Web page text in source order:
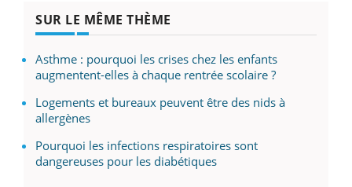
SUR LE MÊME THÈME
Asthme : pourquoi les crises chez les enfants
augmentent-elles à chaque rentrée scolaire ?
Logements et bureaux peuvent être des nids à
allergènes
Pourquoi les infections respiratoires sont
dangereuses pour les diabétiques